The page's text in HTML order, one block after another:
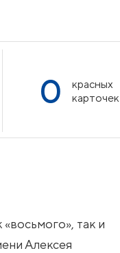
0
красных
карточек
так и
Алексея